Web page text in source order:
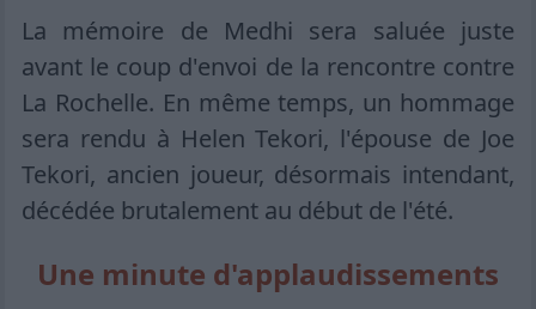
La mémoire de Medhi sera saluée juste
avant le coup d'envoi de la rencontre contre
La Rochelle. En même temps, un hommage
sera rendu à Helen Tekori, l'épouse de Joe
Tekori, ancien joueur, désormais intendant,
décédée brutalement au début de l'été.
Une minute d'applaudissements